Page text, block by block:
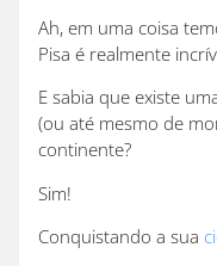
Ah, em uma coisa
Pisa é realmente
E sabia que existe
(ou até mesmo de
continente?
Sim!
Conquistando a sua